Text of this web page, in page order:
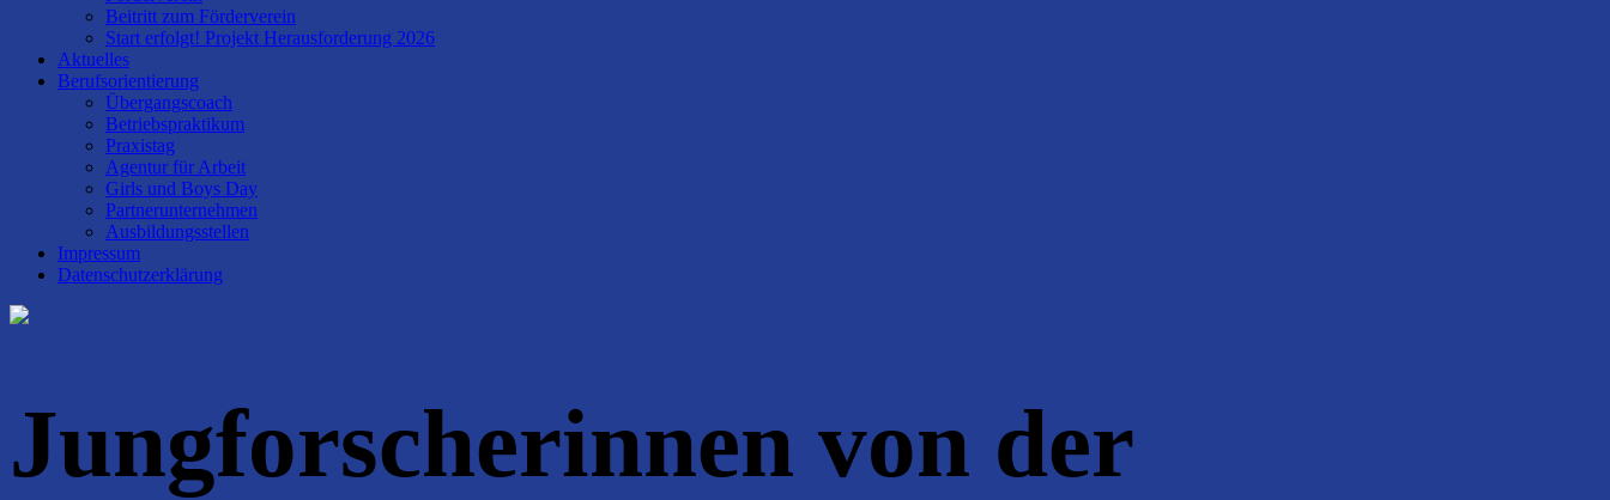
Beitritt zum Förderverein
Start erfolgt! Projekt Herausforderung 2026
Aktuelles
Berufsorientierung
Übergangscoach
Betriebspraktikum
Praxistag
Agentur für Arbeit
Girls und Boys Day
Partnerunternehmen
Ausbildungsstellen
Impressum
Datenschutzerklärung
Jungforscherinnen von der